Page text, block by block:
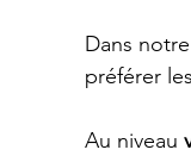
Dans
préférer les
Au niveau